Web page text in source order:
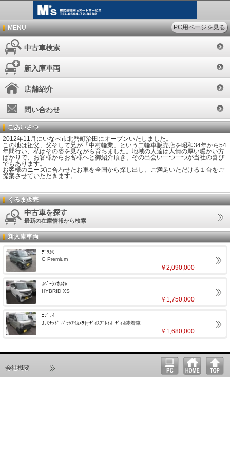
MENU PC用ページを見る
中古車検索
新入庫車両
店舗紹介
問い合わせ
ごあいさつ
2012年11月にいなべ市北勢町治田にオープンいたしました。
この地は祖父、父そして兄が「中村輪業」という二輪車販売店を昭和34年から54
年間行い、私はその姿を見ながら育ちました。地域の人達は人情の厚い暖かい方
ばかりで、お客様からお客様へと御紹介頂き、その出会い一つ一つが当社の喜び
でもあります。
お客様のニーズに合わせたお車を全国から探し出し、ご満足いただける１台をご
提案させていただきます。
くるま販売
中古車を探す
最新の在庫情報から検索
新入庫車両
ﾃﾞﾘｶﾐﾆ
G Premium
￥2,090,000
ｽﾍﾟｰｼｱｶｽﾀﾑ
HYBRID XS
￥1,750,000
ｴﾌﾞﾘｲ
Jﾘﾐﾃｯﾄﾞ ﾊﾞｯｸｱｲｶﾒﾗ付ﾃﾞｨｽﾌﾟﾚｲｵｰﾃﾞｨｵ装着車
￥1,680,000
会社概要